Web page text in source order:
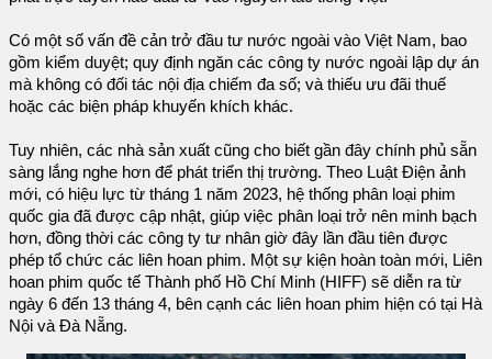
Có một số vấn đề cản trở đầu tư nước ngoài vào Việt Nam, bao
gồm kiểm duyệt; quy định ngăn các công ty nước ngoài lập dự án
mà không có đối tác nội địa chiếm đa số; và thiếu ưu đãi thuế
hoặc các biện pháp khuyến khích khác.
Tuy nhiên, các nhà sản xuất cũng cho biết gần đây chính phủ sẵn
sàng lắng nghe hơn để phát triển thị trường. Theo Luật Điện ảnh
mới, có hiệu lực từ tháng 1 năm 2023, hệ thống phân loại phim
quốc gia đã được cập nhật, giúp việc phân loại trở nên minh bạch
hơn, đồng thời các công ty tư nhân giờ đây lần đầu tiên được
phép tổ chức các liên hoan phim. Một sự kiện hoàn toàn mới, Liên
hoan phim quốc tế Thành phố Hồ Chí Minh (HIFF) sẽ diễn ra từ
ngày 6 đến 13 tháng 4, bên cạnh các liên hoan phim hiện có tại Hà
Nội và Đà Nẵng.